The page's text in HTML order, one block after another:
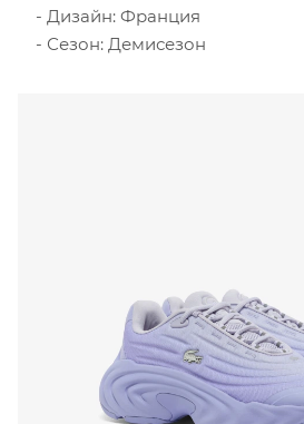
Дизайн: Франция
Сезон: Демисезон